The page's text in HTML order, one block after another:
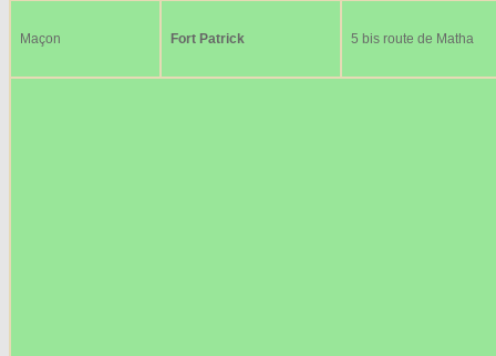
Maçon Fort Patrick 5 bis route de Matha